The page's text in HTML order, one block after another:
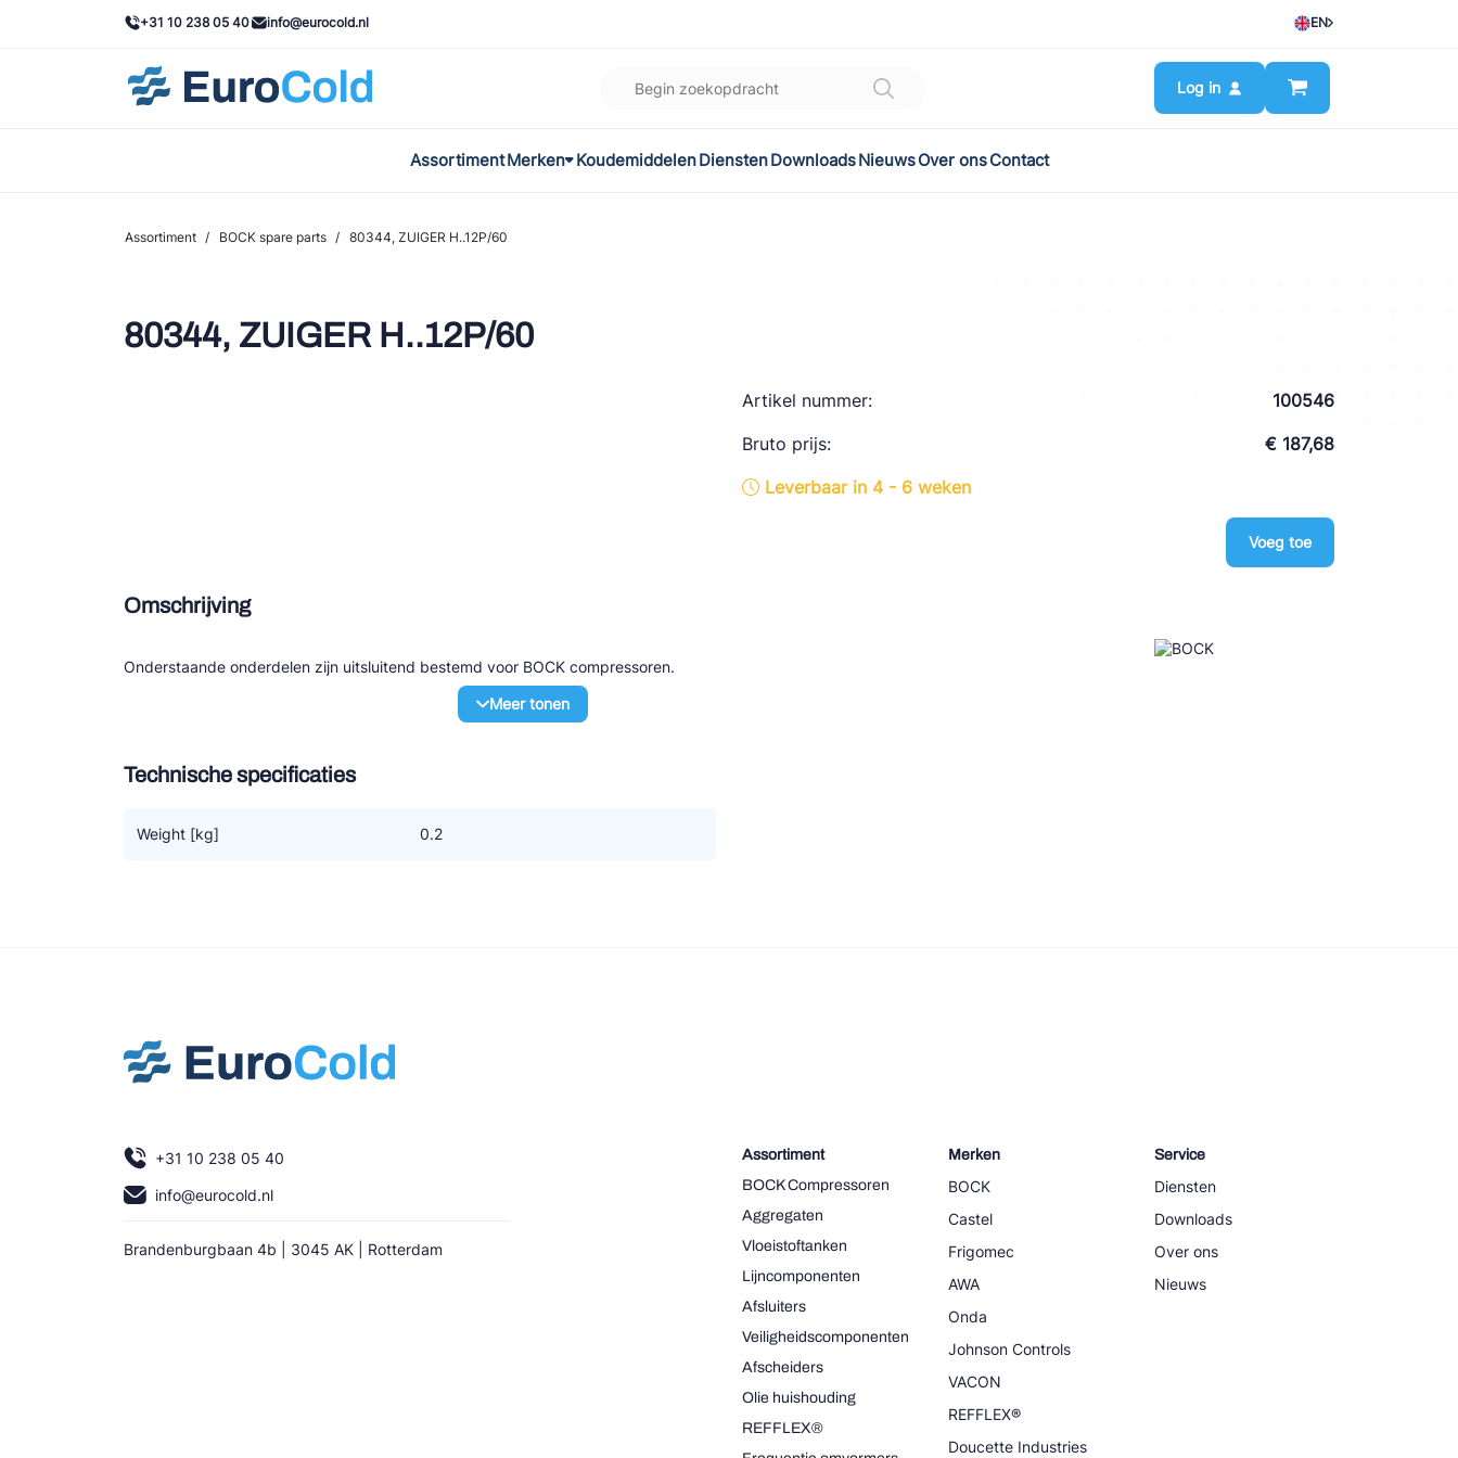
+31 10 238 05 40 info@eurocold.nl EN
Log in
AssortimentMerken
Castel
AWA
KoudemiddelenDienstenDownloadsNieuwsOver onsContact
Assortiment / BOCK spare parts / 80344, ZUIGER H..12P/60
80344, ZUIGER H..12P/60
Artikel nummer:
100546
Bruto prijs:
€ 187,68
Leverbaar in 4 - 6 weken
Voeg toe
Omschrijving
Onderstaande onderdelen zijn uitsluitend bestemd voor BOCK compressoren.
Meer tonen
Technische specificaties
Weight [kg] 0.2
+31 10 238 05 40
info@eurocold.nl
Brandenburgbaan 4b | 3045 AK | Rotterdam
Assortiment
BOCK Compressoren
Aggregaten
Vloeistoftanken
Lijncomponenten
Afsluiters
Veiligheidscomponenten
Afscheiders
Olie huishouding
REFFLEX®
Merken
BOCK
Castel
Frigomec
AWA
Onda
Johnson Controls
VACON
REFFLEX®
Doucette Industries
Service
Diensten
Downloads
Over ons
Nieuws